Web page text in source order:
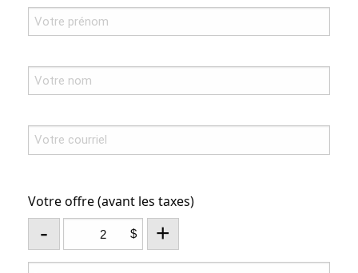
Votre offre (avant les taxes)
- $ +